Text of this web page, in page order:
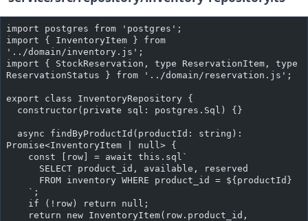
import postgres from 'postgres';
import { InventoryItem } from
'../domain/inventory.js';
import { StockReservation, type ReservationItem, type
ReservationStatus } from '../domain/reservation.js';
export class InventoryRepository {
  constructor(private sql: postgres.Sql) {}
Promise<InventoryItem | null> {
    const [row] = await this.sql`
      SELECT product_id, available, reserved
      FROM inventory WHERE product_id = ${productId}
    `;
    if (!row) return null;